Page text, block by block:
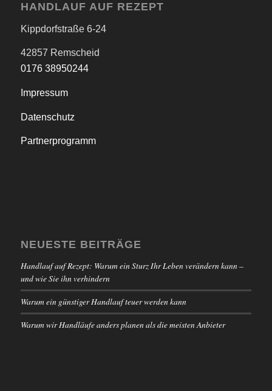
HANDLAUF AUF REZEPT
Kippdorfstraße 6-24
42857 Remscheid
0176 38950244
Impressum
Datenschutz
Partnerprogramm
NEUESTE BEITRÄGE
Handlauf auf Rezept: Warum ein Sturz Ihr Leben verändern kann –
und wie Sie ihn verhindern
Warum ein günstiger Handlauf teuer werden kann
Warum wir Handläufe anders planen als die meisten Anbieter